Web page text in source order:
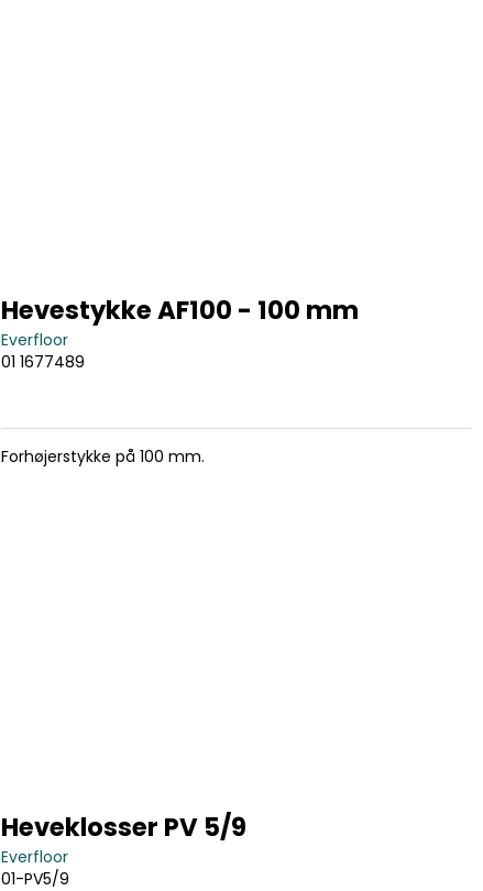
Hevestykke AF100 - 100 mm
Everfloor
01 1677489
Forhøjerstykke på 100 mm.
Heveklosser PV 5/9
Everfloor
01-PV5/9